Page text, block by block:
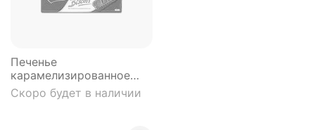
Печенье
карамелизированное
Lotus 250 гр
Скоро будет в наличии